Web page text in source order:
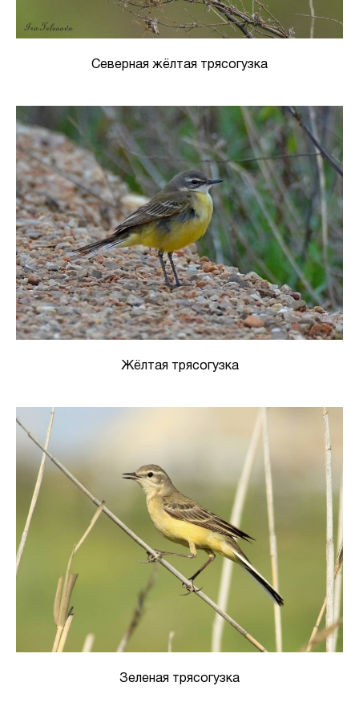
Северная жёлтая трясогузка
Жёлтая трясогузка
Зеленая трясогузка